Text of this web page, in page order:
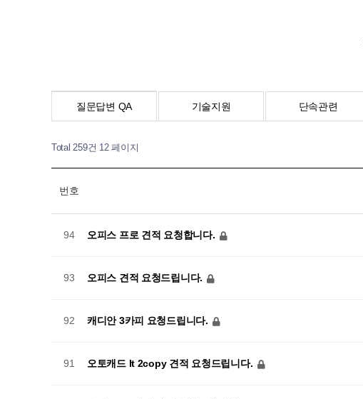
질문답변 QA 기술지원 단속관련
Total 259건 12 페이지
번호
94 오피스 프로 견적 요청합니다.
93 오피스 견적 요청드립니다.
92 캐디안 3카피 요청드립니다.
91 오토캐드 lt 2copy 견적 요청드립니다.